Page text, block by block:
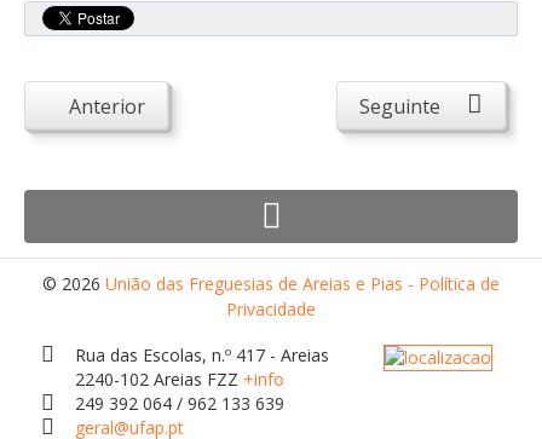
Faixas Gestão Combustível
Requerimentos em Vigor
Avarias na Iluminação Pública
AREIAS E PIAS
Equipamentos
Culturais
Anterior Seguinte
© 2026 União das Freguesias de Areias e Pias - Política de
Privacidade
Rua das Escolas, n.º 417 - Areias
2240-102 Areias FZZ +info
249 392 064 / 962 133 639
geral@ufap.pt